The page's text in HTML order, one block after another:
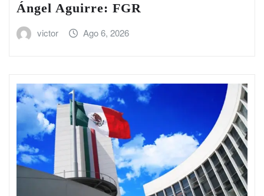
Ángel Aguirre: FGR
victor Ago 6, 2026